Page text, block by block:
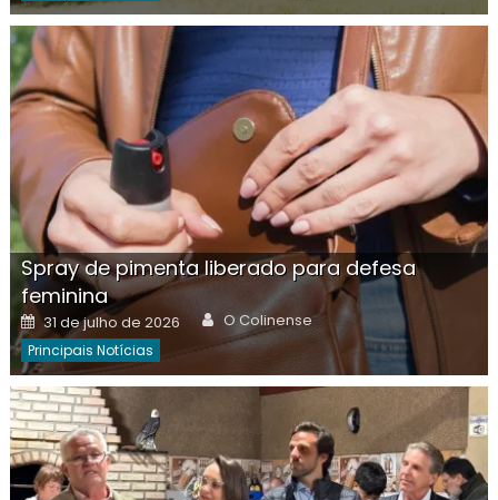
Spray de pimenta liberado para defesa
feminina
Posted
on
31 de julho de 2026 Author
O Colinense
Principais Notícias